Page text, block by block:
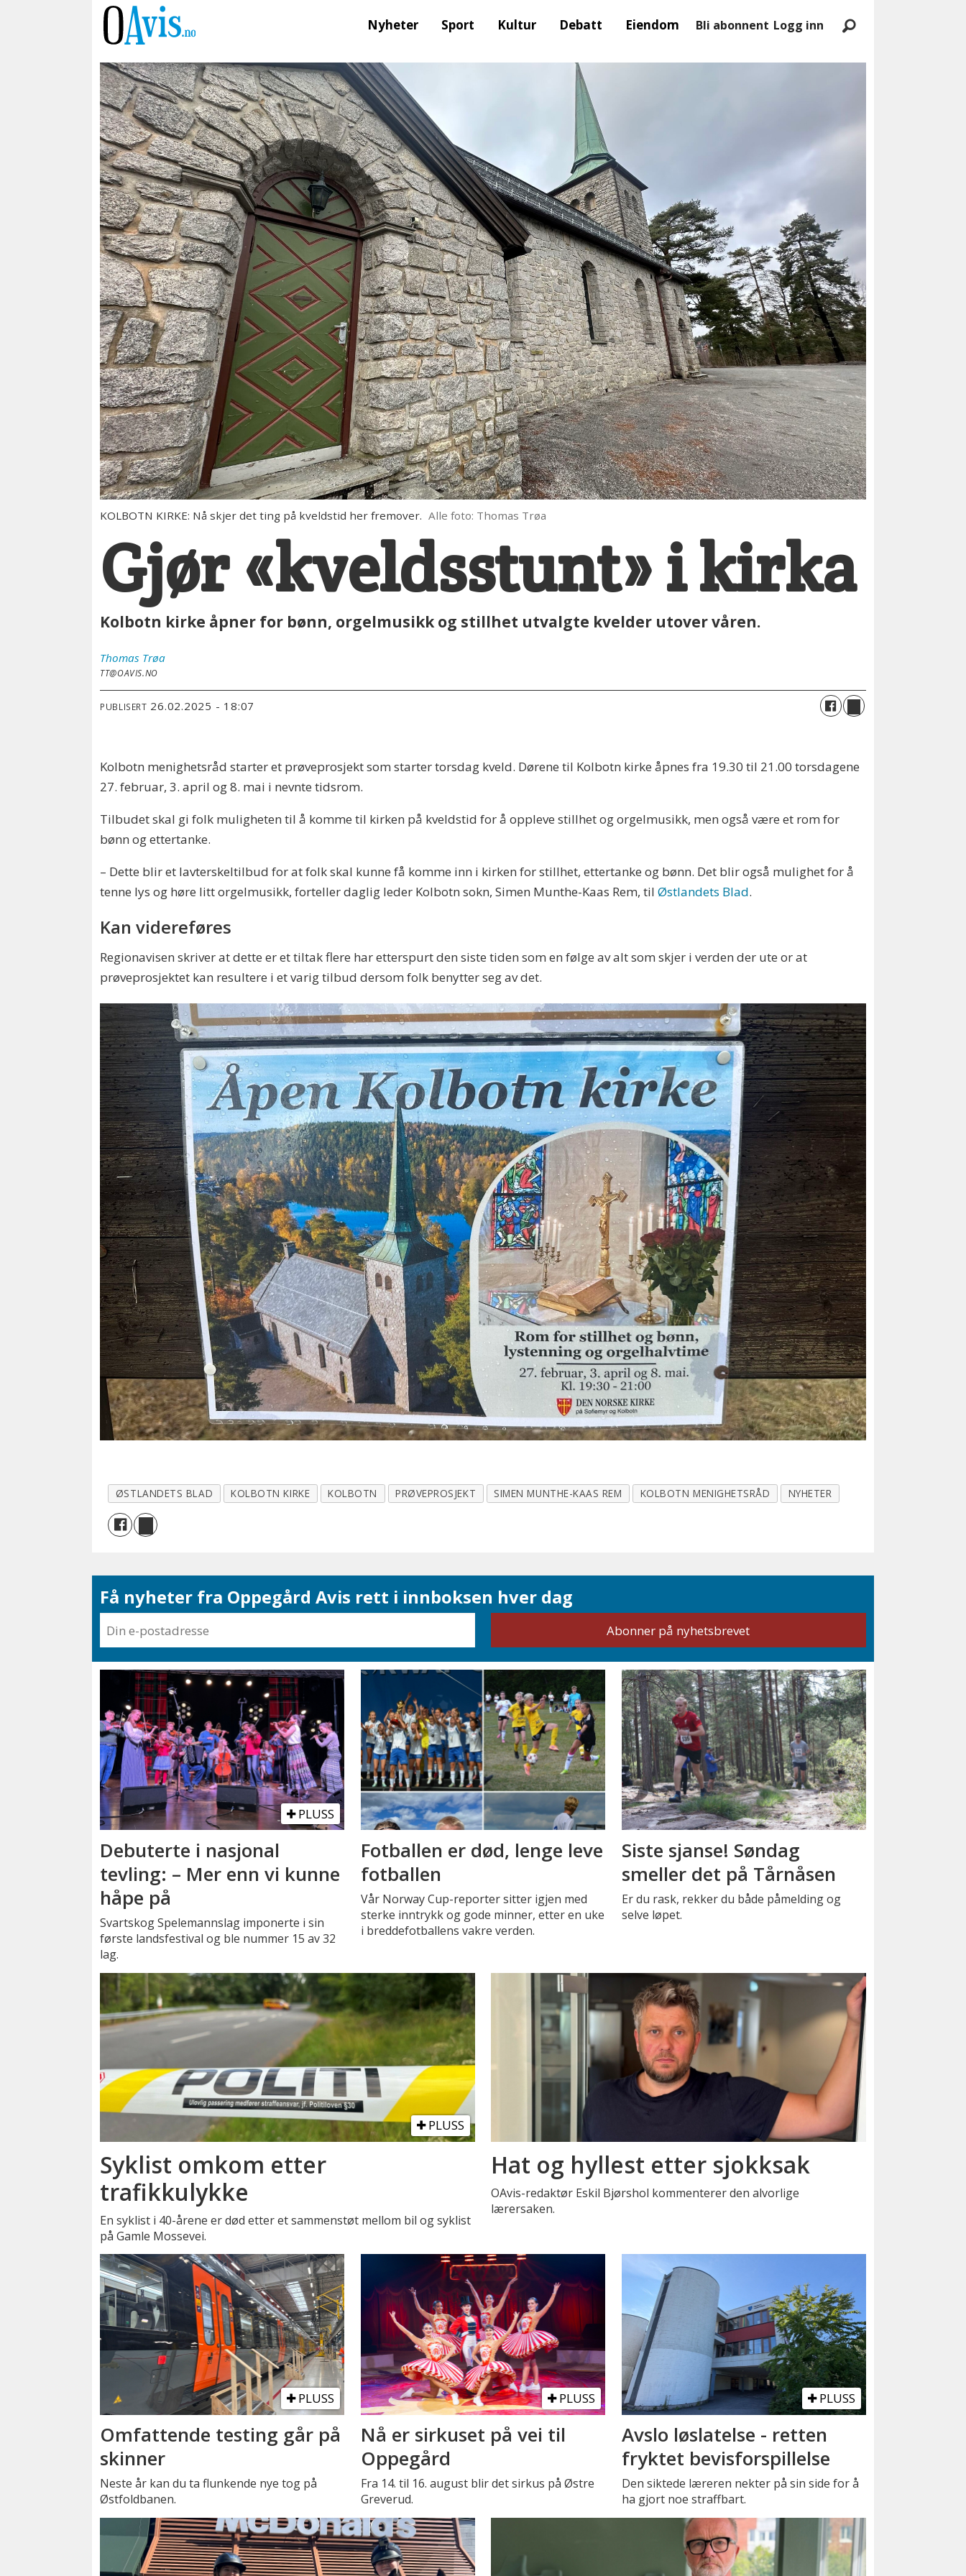
Nyheter Sport Kultur Debatt Eiendom Bli abonnent Logg inn
KOLBOTN KIRKE: Nå skjer det ting på kveldstid her fremover. Alle foto: Thomas Trøa
Gjør «kveldsstunt» i kirka
Kolbotn kirke åpner for bønn, orgelmusikk og stillhet utvalgte kvelder utover våren.
Thomas Trøa
TT@OAVIS.NO
PUBLISERT 26.02.2025 - 18:07
Kolbotn menighetsråd starter et prøveprosjekt som starter torsdag kveld. Dørene til Kolbotn kirke åpnes fra 19.30 til 21.00 torsdagene
27. februar, 3. april og 8. mai i nevnte tidsrom.
Tilbudet skal gi folk muligheten til å komme til kirken på kveldstid for å oppleve stillhet og orgelmusikk, men også være et rom for
bønn og ettertanke.
– Dette blir et lavterskeltilbud for at folk skal kunne få komme inn i kirken for stillhet, ettertanke og bønn. Det blir også mulighet for å
tenne lys og høre litt orgelmusikk, forteller daglig leder Kolbotn sokn, Simen Munthe-Kaas Rem, tilØstlandets Blad.
Kan videreføres
Regionavisen skriver at dette er et tiltak flere har etterspurt den siste tiden som en følge av alt som skjer i verden der ute or at
prøveprosjektet kan resultere i et varig tilbud dersom folk benytter seg av det.
ØSTLANDETS BLAD KOLBOTN KIRKE KOLBOTN PRØVEPROSJEKT SIMEN MUNTHE-KAAS REM KOLBOTN MENIGHETSRÅD NYHETER
Få nyheter fra Oppegård Avis rett i innboksen hver dag
PLUSS
Debuterte i nasjonal
tevling: – Mer enn vi kunne
håpe på
Svartskog Spelemannslag imponerte i sin
første landsfestival og ble nummer 15 av 32
lag.
Fotballen er død, lenge leve
fotballen
Vår Norway Cup-reporter sitter igjen med
sterke inntrykk og gode minner, etter en uke
i breddefotballens vakre verden.
Siste sjanse! Søndag
smeller det på Tårnåsen
Er du rask, rekker du både påmelding og
selve løpet.
PLUSS
Syklist omkom etter
trafikkulykke
En syklist i 40-årene er død etter et sammenstøt mellom bil og syklist
på Gamle Mossevei.
Hat og hyllest etter sjokksak
OAvis-redaktør Eskil Bjørshol kommenterer den alvorlige
lærersaken.
PLUSS
Omfattende testing går på
skinner
Neste år kan du ta flunkende nye tog på
Østfoldbanen.
PLUSS
Nå er sirkuset på vei til
Oppegård
Fra 14. til 16. august blir det sirkus på Østre
Greverud.
PLUSS
Avslo løslatelse - retten
fryktet bevisforspillelse
Den siktede læreren nekter på sin side for å
ha gjort noe straffbart.